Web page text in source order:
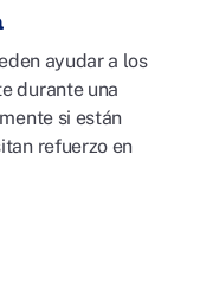
ayudar a los
durante una
si están
refuerzo en